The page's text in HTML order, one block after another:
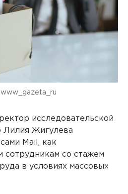
исследовательской
Лилия Жигулева
Mail, как
сотрудникам со стажем
в условиях массовых